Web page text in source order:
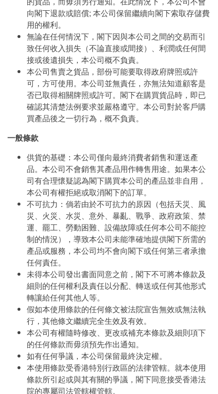
的貨品，而毋須另行通知。在此情況下，本公司不會
向閣下退款或賠償; 本公司保留繼續向閣下索取存儲費
用的權利。
無論在任何情況下，閣下因與本公司之間的交易而引
致任何收入損失（不論直接或間接）、利潤或任何間
接或後遺損失，本公司概不負責。
本公司售賣之貨品，部份可能要取得政府牌照或許
可，方可使用。本公司並無責任，亦無法知道顧客是
否已取得相關牌照或許可。閣下在購買貨品時，即已
確認其清楚法例要求並嚴格遵守。本公司對於客戶購
買產品後之一切行為，概不負責。
一般條款
供貨的基礎：本公司僅向最終消費者銷售和運送產
品。本公司不會銷售其產品用作轉售用途。如果本公
司有合理懷疑認為閣下購買本公司的產品並非自用，
本公司有權拒絕或取消閣下的訂單。
不可抗力：倘若由於不可抗力的原因（包括天災、風
災、火災、水災、意外、暴亂、戰爭、政府政策、禁
運、罷工、勞動困難、設備故障或任何本公司不能控
制的情況），導致本公司未能準確地提供閣下所需的
產品或服務，本公司均不會向閣下或任何第三者承擔
任何責任。
未得本公司發出書面同意之前，閣下不可將本條款及
細則的任何權利及責任以分配、轉送或任何其他形式
轉讓給任何其他人等。
假如本使用條款的任何條文被法院宣告無效或無法執
行，其他條文繼續完全生效及有效。
本公司有權隨時修改、更改或補充本條款及細則項下
的任何條款而毋須預先作出通知。
如有任何爭議，本公司保留最終決定權。
本使用條款受香港特別行政區的法律管轄。就本使用
條款所引起或與其有關的爭議，閣下同意接受香港法
院的專屬司法管轄權管轄。